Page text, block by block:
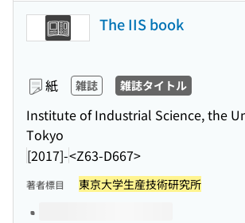
The IIS book
紙 雑誌 雑誌タイトル
Institute of Industrial Science, the
Tokyo
[2017]-<Z63-D667>
著者標目 東京大学生産技術研究所
このタイトルの巻号